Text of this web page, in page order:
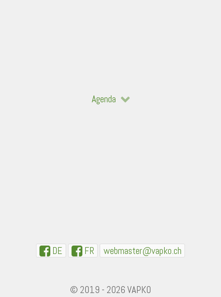
Agenda
DE FR webmaster@vapko.ch
© 2019 - 2026 VAPKO